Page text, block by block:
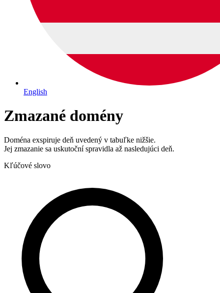
English
Zmazané domény
Doména exspiruje deň uvedený v tabuľke nižšie.
Jej zmazanie sa uskutoční spravidla až nasledujúci deň.
Kľúčové slovo